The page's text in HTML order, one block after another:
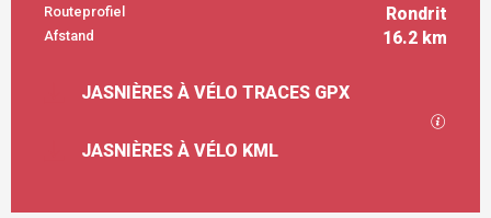
Routeprofiel Rondrit
Afstand 16.2 km
DOCUMENTATIE
JASNIÈRES À VÉLO TRACES GPX
JASNIÈRES À VÉLO KML
Met